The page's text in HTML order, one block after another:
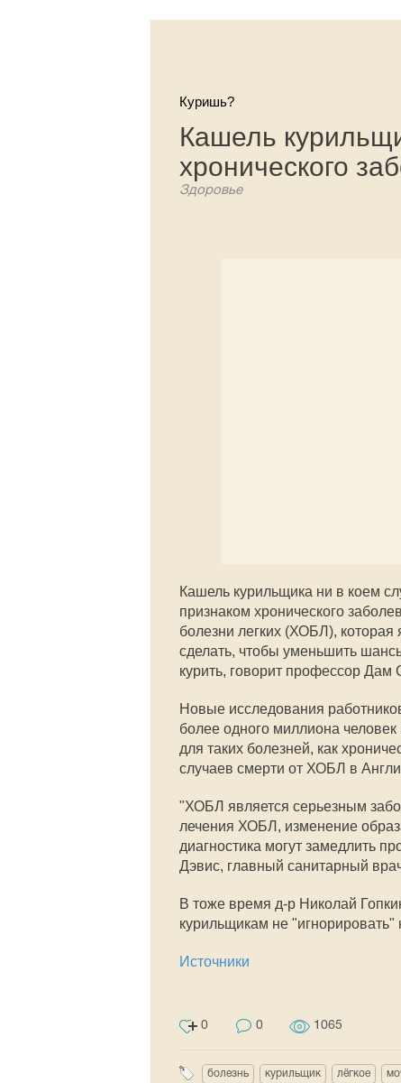
Куришь?
Кашель
хронического
Здоровье
Кашель курильщика ни в коем
признаком хронического
болезни легких (ХОБЛ),
сделать, чтобы уменьшить
курить, говорит профессор Дам
Новые исследования
более одного миллиона
для таких болезней, как
случаев смерти от ХОБЛ в
"ХОБЛ является серьезным
лечения ХОБЛ, изменение
диагностика могут замедлить
Дэвис, главный санитарный
В тоже время д-р Николай
курильщикам не
Источники
0 0 1065
болезнь курильщик лёгкое